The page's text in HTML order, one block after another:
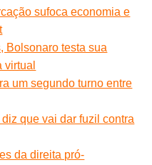
sufoca economia e
Bolsonaro testa sua
virtual
um segundo turno entre
que vai dar fuzil contra
da direita pró-